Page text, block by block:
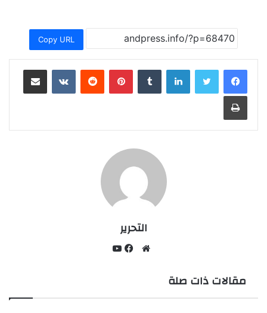
Copy URL
لينكدإن بينتيريست مشاركة عبر البريد
طباعة
التحرير
مقالات ذات صلة